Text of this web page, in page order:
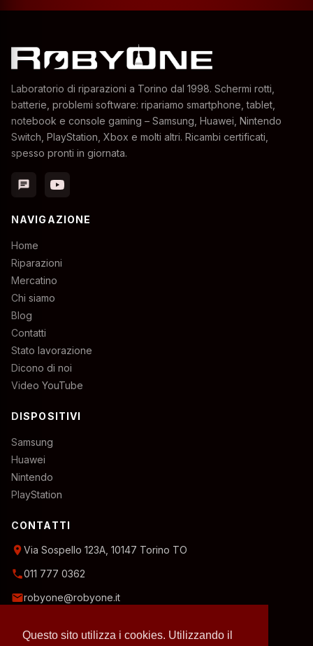
Questo sito utilizza i cookies. Utilizzando il
Laboratorio di riparazioni a Torino dal 1998. Schermi rotti,
batterie, problemi software: ripariamo smartphone, tablet,
notebook e console gaming – Samsung, Huawei, Nintendo
Switch, PlayStation, Xbox e molti altri. Ricambi certificati,
spesso pronti in giornata.
chat
NAVIGAZIONE
Home
Riparazioni
Mercatino
Chi siamo
Blog
Contatti
Stato lavorazione
Dicono di noi
Video YouTube
DISPOSITIVI
Samsung
Huawei
Nintendo
PlayStation
CONTATTI
location_onVia Sospello 123A, 10147 Torino TO
phone011 777 0362
emailrobyone@robyone.it
Mar, Gio, Sab: 10:00–12:30Domenica: chiuso